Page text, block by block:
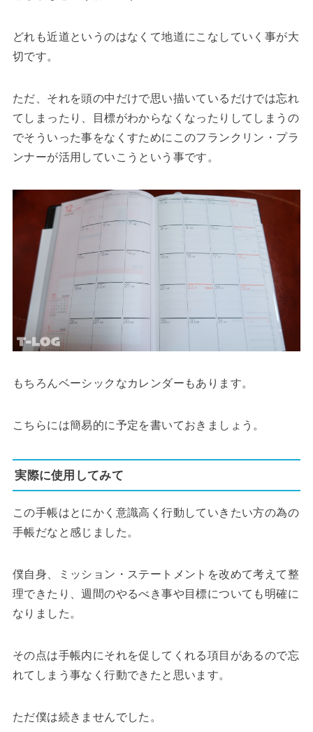
どれも近道というのはなくて地道にこなしていく事が大
切です。
ただ、それを頭の中だけで思い描いているだけでは忘れ
てしまったり、目標がわからなくなったりしてしまうの
でそういった事をなくすためにこのフランクリン・プラ
ンナーが活用していこうという事です。
もちろんベーシックなカレンダーもあります。
こちらには簡易的に予定を書いておきましょう。
実際に使用してみて
この手帳はとにかく意識高く行動していきたい方の為の
手帳だなと感じました。
僕自身、ミッション・ステートメントを改めて考えて整
理できたり、週間のやるべき事や目標についても明確に
なりました。
その点は手帳内にそれを促してくれる項目があるので忘
れてしまう事なく行動できたと思います。
ただ僕は続きませんでした。